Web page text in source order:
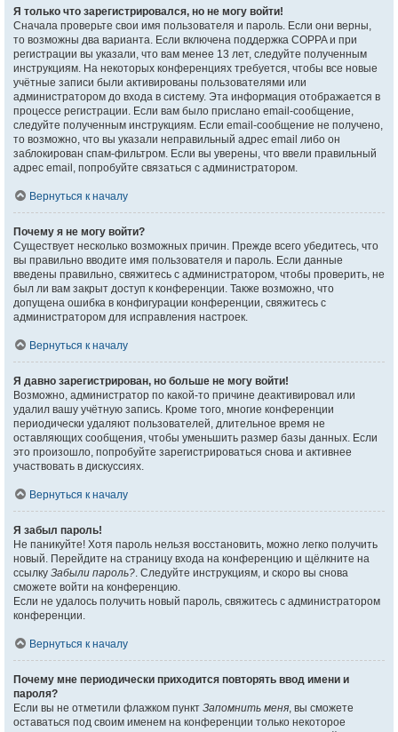
Я только что зарегистрировался, но не могу войти!
Сначала проверьте свои имя пользователя и пароль. Если они верны,
то возможны два варианта. Если включена поддержка COPPA и при
регистрации вы указали, что вам менее 13 лет, следуйте полученным
инструкциям. На некоторых конференциях требуется, чтобы все новые
учётные записи были активированы пользователями или
администратором до входа в систему. Эта информация отображается в
процессе регистрации. Если вам было прислано email-сообщение,
следуйте полученным инструкциям. Если email-сообщение не получено,
то возможно, что вы указали неправильный адрес email либо он
заблокирован спам-фильтром. Если вы уверены, что ввели правильный
адрес email, попробуйте связаться с администратором.
Вернуться к началу
Почему я не могу войти?
Существует несколько возможных причин. Прежде всего убедитесь, что
вы правильно вводите имя пользователя и пароль. Если данные
введены правильно, свяжитесь с администратором, чтобы проверить, не
был ли вам закрыт доступ к конференции. Также возможно, что
допущена ошибка в конфигурации конференции, свяжитесь с
администратором для исправления настроек.
Вернуться к началу
Я давно зарегистрирован, но больше не могу войти!
Возможно, администратор по какой-то причине деактивировал или
удалил вашу учётную запись. Кроме того, многие конференции
периодически удаляют пользователей, длительное время не
оставляющих сообщения, чтобы уменьшить размер базы данных. Если
это произошло, попробуйте зарегистрироваться снова и активнее
участвовать в дискуссиях.
Вернуться к началу
Я забыл пароль!
Не паникуйте! Хотя пароль нельзя восстановить, можно легко получить
новый. Перейдите на страницу входа на конференцию и щёлкните на
ссылку Забыли пароль?. Следуйте инструкциям, и скоро вы снова
сможете войти на конференцию.
Если не удалось получить новый пароль, свяжитесь с администратором
конференции.
Вернуться к началу
Почему мне периодически приходится повторять ввод имени и
пароля?
Если вы не отметили флажком пункт Запомнить меня, вы сможете
оставаться под своим именем на конференции только некоторое